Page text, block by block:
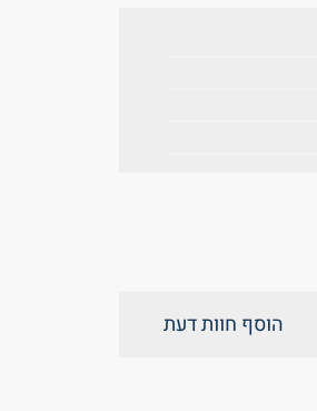
הוסף חוות דעת